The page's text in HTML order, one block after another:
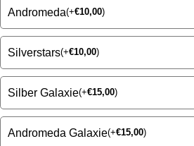
Andromeda(+€10,00)
Silverstars(+€10,00)
Silber Galaxie(+€15,00)
Andromeda Galaxie(+€15,00)